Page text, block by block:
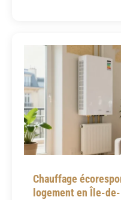
Chauffage
logement en Île-